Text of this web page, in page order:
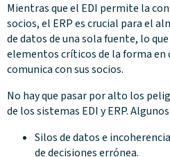
Mientras que el EDI permite la
socios, el ERP es crucial para el
de datos de una sola fuente, lo
elementos críticos de la forma en
comunica con sus socios.
No hay que pasar por alto los
de los sistemas EDI y ERP.
Silos de datos e
de decisiones errónea.